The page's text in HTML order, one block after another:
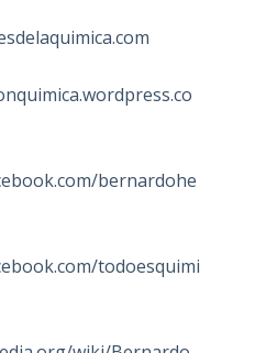
bernardohe
todoesquimi